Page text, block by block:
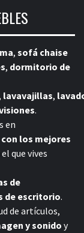
, sofá chaise
, dormitorio de
lavavajillas,
.
en
con los mejores
que vives
de
de escritorio.
de artículos,
y sonido y